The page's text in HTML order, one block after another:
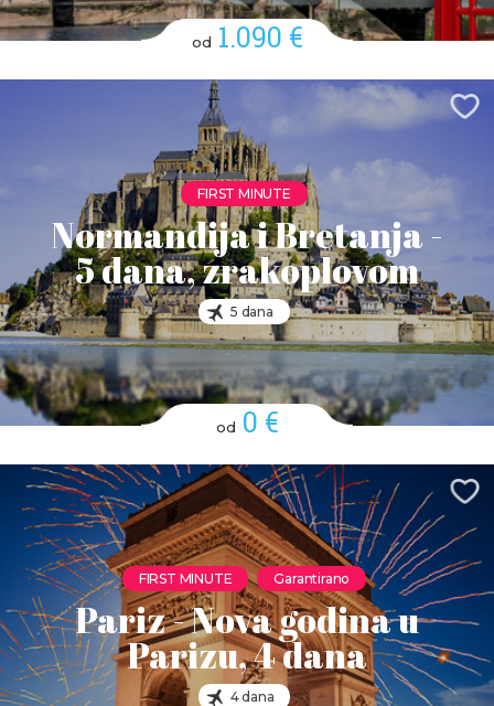
od 1.090 €
FIRST MINUTE
Normandija i Bretanja -
5 dana, zrakoplovom
5 dana
od 0 €
FIRST MINUTE Garantirano
Pariz - Nova godina u
Parizu, 4 dana
4 dana